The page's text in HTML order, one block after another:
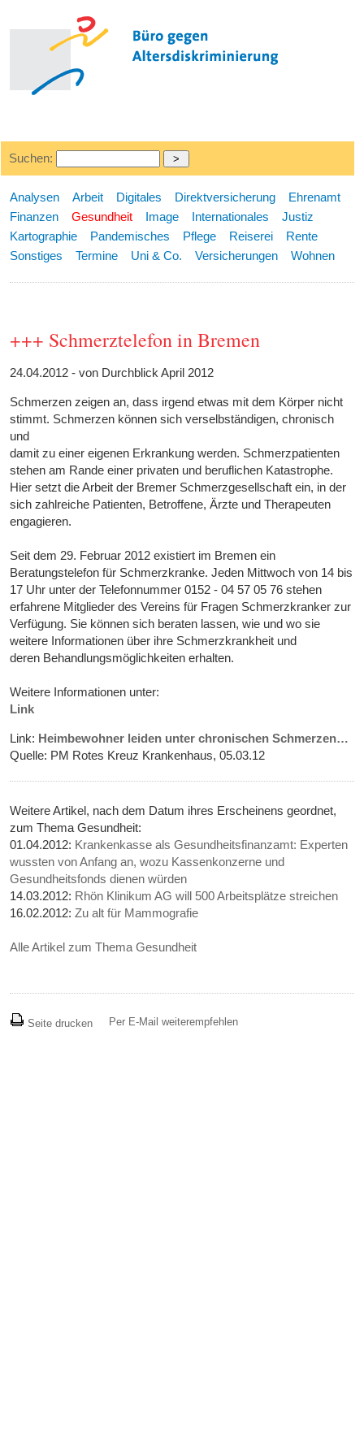
Suchen:
Analysen Arbeit Digitales Direktversicherung
Ehrenamt
Finanzen
Gesundheit Image Internationales
Justiz
Kartographie
Pandemisches Pflege Reiserei
Rente
Sonstiges
Termine Uni & Co. Versicherungen Wohnen
+++ Schmerztelefon in Bremen
24.04.2012 - von Durchblick April 2012
Schmerzen zeigen an, dass irgend etwas mit dem Körper nicht
stimmt. Schmerzen können sich verselbständigen, chronisch
und
damit zu einer eigenen Erkrankung werden. Schmerzpatienten
stehen am Rande einer privaten und beruflichen Katastrophe.
Hier setzt die Arbeit der Bremer Schmerzgesellschaft ein, in der
sich zahlreiche Patienten, Betroffene, Ärzte und Therapeuten
engagieren.
Seit dem 29. Februar 2012 existiert im Bremen ein
Beratungstelefon für Schmerzkranke. Jeden Mittwoch von 14 bis
17 Uhr unter der Telefonnummer 0152 - 04 57 05 76 stehen
erfahrene Mitglieder des Vereins für Fragen Schmerzkranker zur
Verfügung. Sie können sich beraten lassen, wie und wo sie
weitere Informationen über ihre Schmerzkrankheit und
deren Behandlungsmöglichkeiten erhalten.
Weitere Informationen unter:
Link
Link: Heimbewohner leiden unter chronischen Schmerzen…
Quelle: PM Rotes Kreuz Krankenhaus, 05.03.12
Weitere Artikel, nach dem Datum ihres Erscheinens geordnet,
zum Thema Gesundheit:
01.04.2012: Krankenkasse als Gesundheitsfinanzamt: Experten
wussten von Anfang an, wozu Kassenkonzerne und
Gesundheitsfonds dienen würden
14.03.2012: Rhön Klinikum AG will 500 Arbeitsplätze streichen
16.02.2012:Zu alt für Mammografie
Alle Artikel zum Thema Gesundheit
Seite drucken Per E-Mail weiterempfehlen